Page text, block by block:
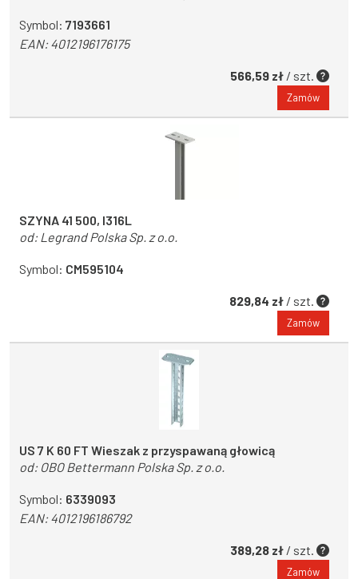
Symbol: 7193661
EAN:4012196176175
566,59 zł / szt.
Zamów
SZYNA 41 500, I316L
od: Legrand Polska Sp. z o.o.
Symbol: CM595104
829,84 zł / szt.
Zamów
US 7 K 60 FT Wieszak z przyspawaną głowicą
od: OBO Bettermann Polska Sp. z o.o.
Symbol: 6339093
EAN:4012196186792
389,28 zł / szt.
Zamów